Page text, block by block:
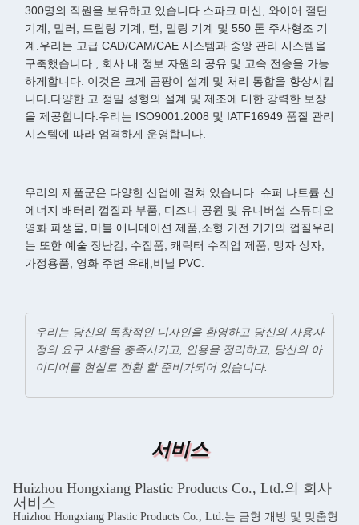
300명의 직원을 보유하고 있습니다.스파크 머신, 와이어 절단
기계, 밀러, 드릴링 기계, 턴, 밀링 기계 및 550 톤 주사형조 기
계.우리는 고급 CAD/CAM/CAE 시스템과 중앙 관리 시스템을
구축했습니다., 회사 내 정보 자원의 공유 및 고속 전송을 가능
하게합니다. 이것은 크게 곰팡이 설계 및 처리 통합을 향상시킵
니다.다양한 고 정밀 성형의 설계 및 제조에 대한 강력한 보장
을 제공합니다.우리는 ISO9001:2008 및 IATF16949 품질 관리
시스템에 따라 엄격하게 운영합니다.
우리의 제품군은 다양한 산업에 걸쳐 있습니다. 슈퍼 나트륨 신
에너지 배터리 껍질과 부품, 디즈니 공원 및 유니버설 스튜디오
영화 파생물, 마블 애니메이션 제품,소형 가전 기기의 껍질우리
는 또한 예술 장난감, 수집품, 캐릭터 수작업 제품, 맹자 상자,
가정용품, 영화 주변 유래,비닐 PVC.
우리는 당신의 독창적인 디자인을 환영하고 당신의 사용자
정의 요구 사항을 충족시키고, 인용을 정리하고, 당신의 아
이디어를 현실로 전환 할 준비가되어 있습니다.
서비스
Huizhou Hongxiang Plastic Products Co., Ltd.의 회사
서비스
Huizhou Hongxiang Plastic Products Co., Ltd.는 금형 개방 및 맞춤형